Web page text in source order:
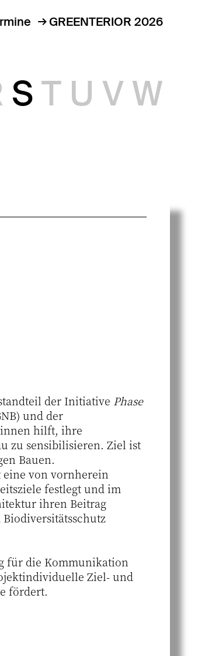
GREENTERIOR 2026
S T U V W
der Initiative Phase
und der
hilft, ihre
zu sensibilisieren. Ziel ist
Bauen.
eine von vornherein
festlegt und im
ihren Beitrag
für die Kommunikation
Ziel- und
fördert.